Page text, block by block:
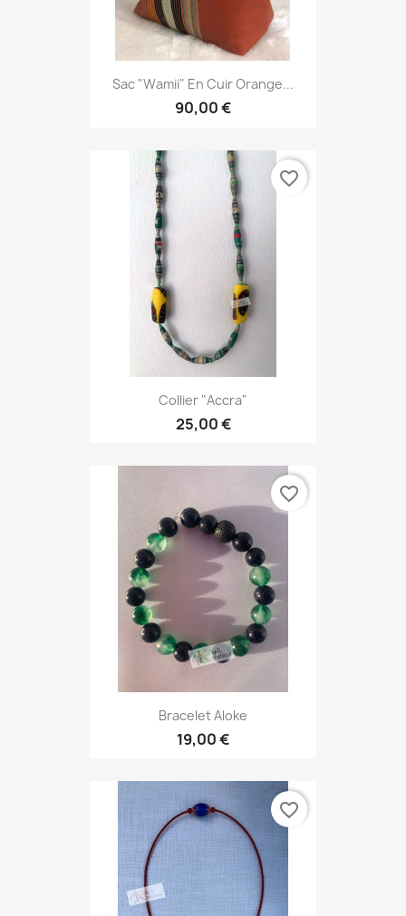
Sac "Wamii" En Cuir Orange...
90,00 €
Collier "Accra"
25,00 €
favorite_border
Bracelet Aloke
19,00 €
favorite_border
favorite_border